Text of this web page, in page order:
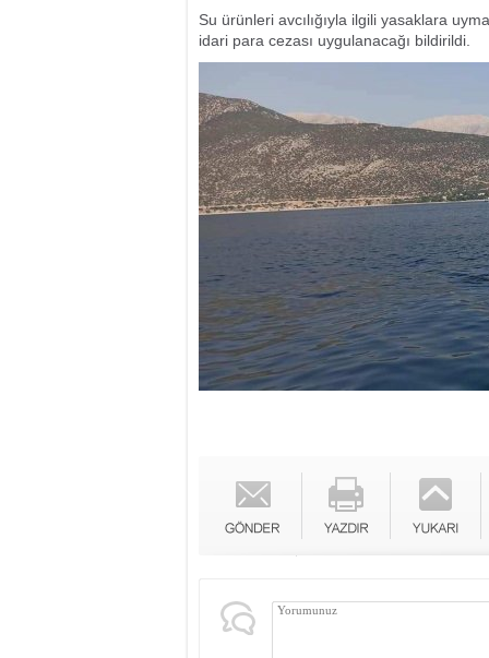
Su ürünleri avcılığıyla ilgili yasaklara
idari para cezası uygulanacağı bildirildi.